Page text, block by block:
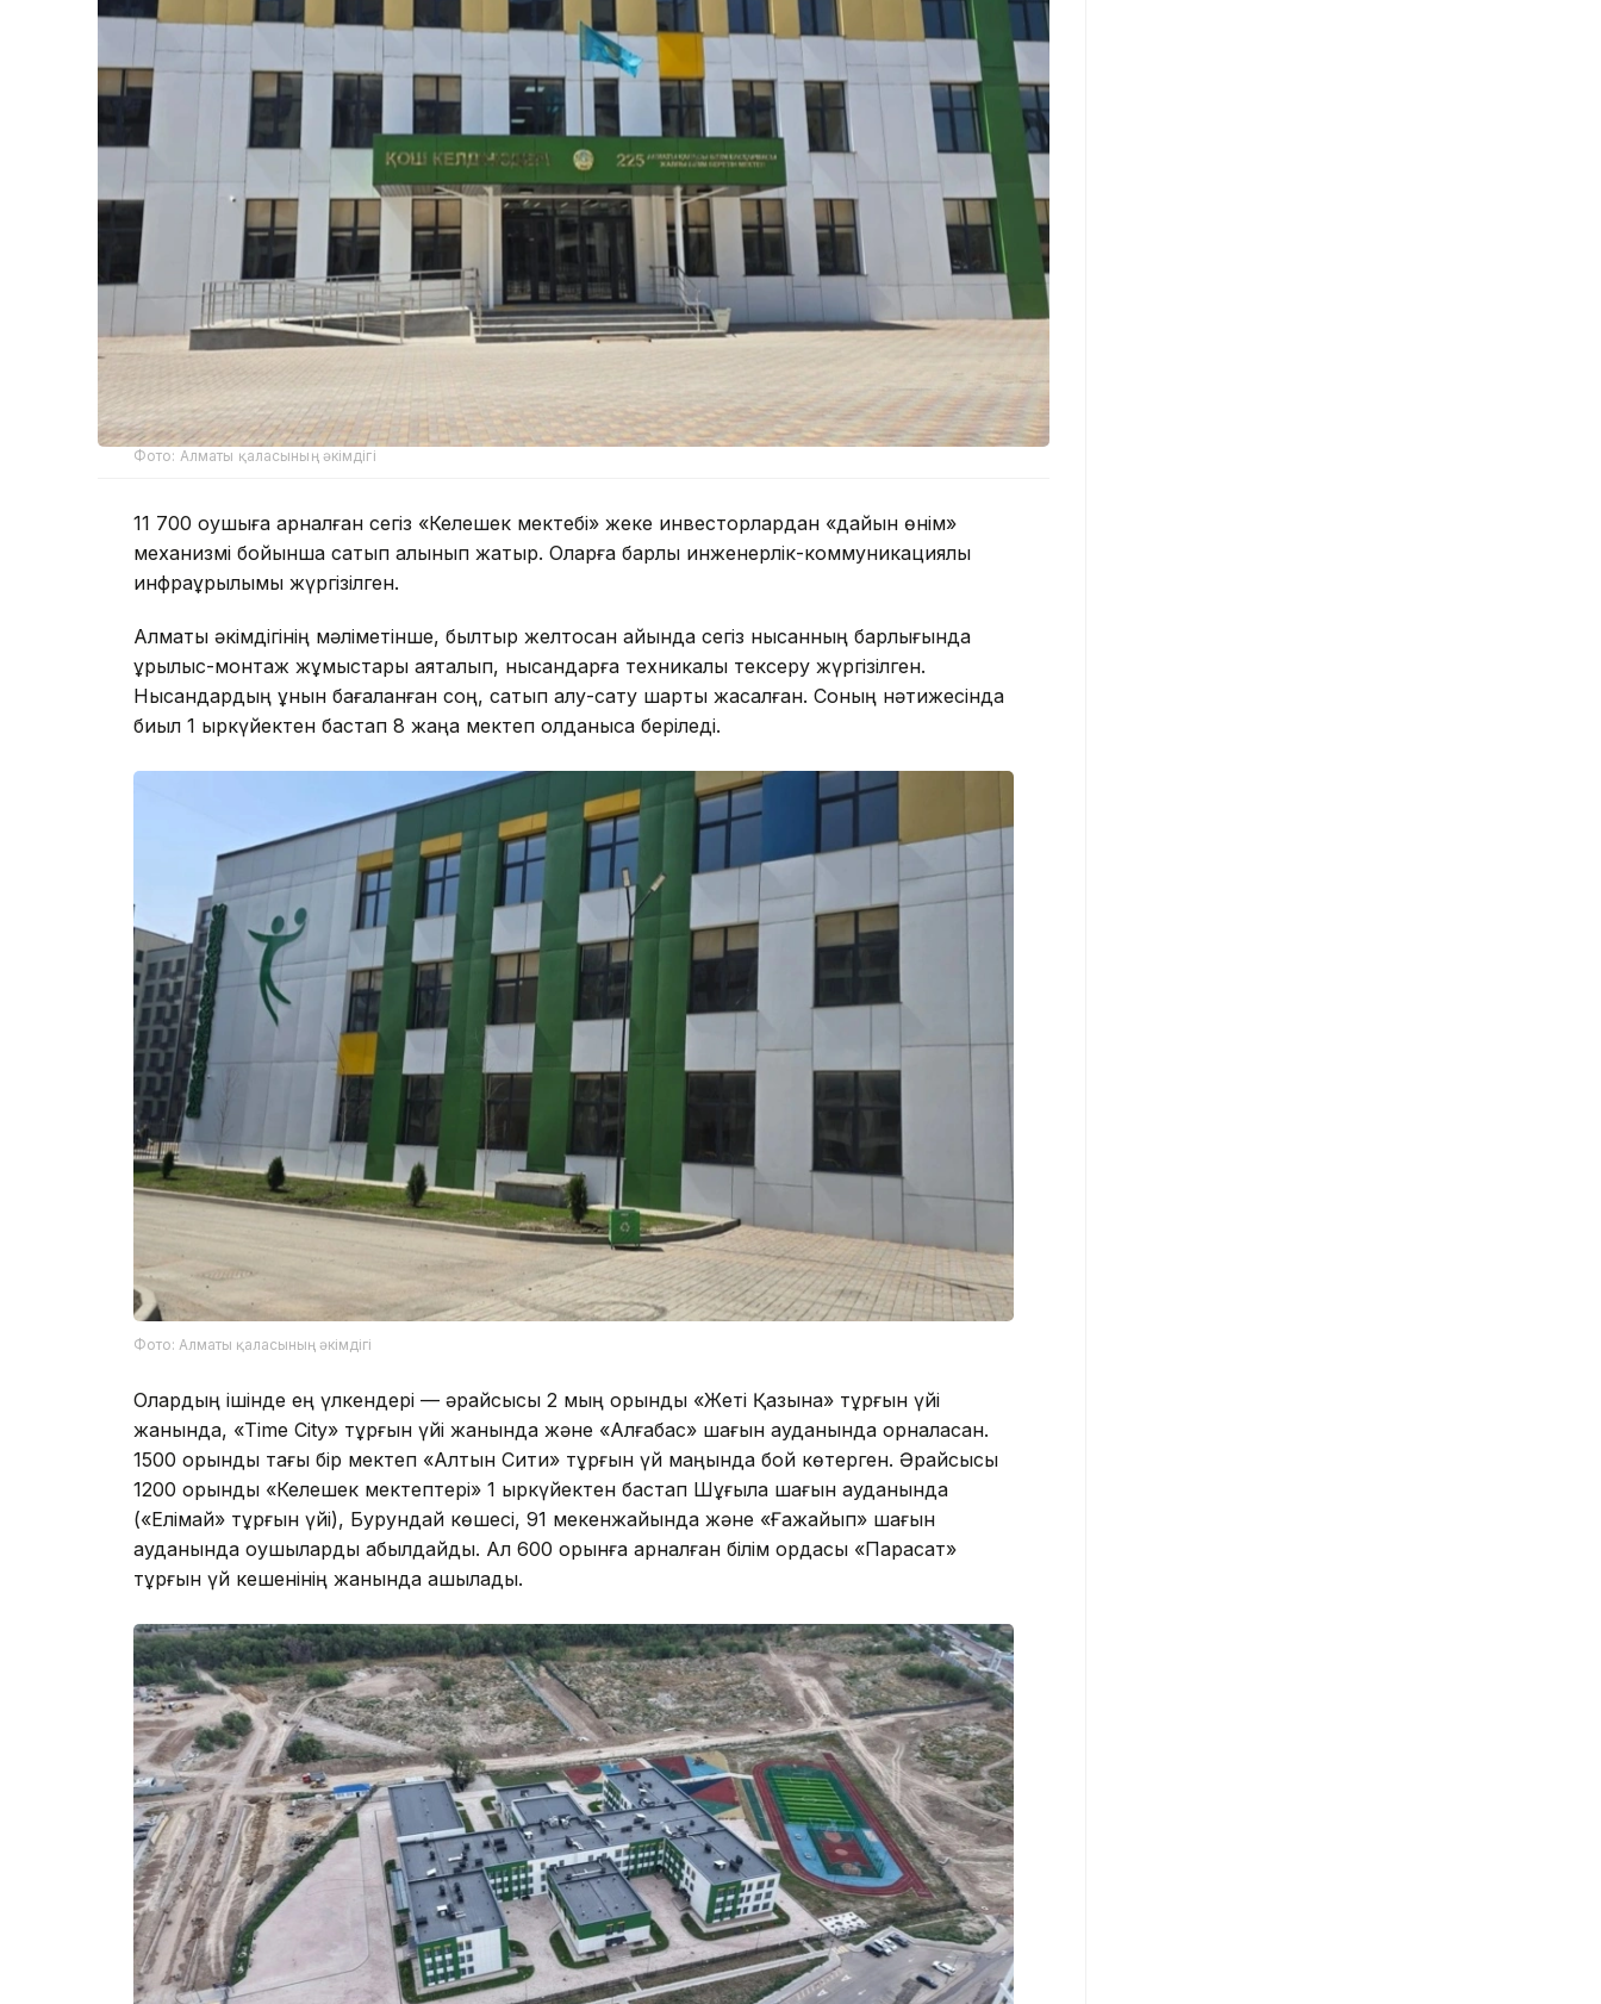
Фото: Алматы қаласының әкімдігі
11 700 оқушыға арналған сегіз «Келешек мектебі» жеке инвесторлардан «дайын өнім»
механизмі бойынша сатып алынып жатыр. Оларға барлық инженерлік-коммуникациялық
инфрақұрылымы жүргізілген.
Алматы әкімдігінің мәліметінше, былтыр желтоқсан айында сегіз нысанның барлығында
құрылыс-монтаж жұмыстары аяқталып, нысандарға техникалық тексеру жүргізілген.
Нысандардың құнын бағаланған соң, сатып алу-сату шарты жасалған. Соның нәтижесінда
биыл 1 қыркүйектен бастап 8 жаңа мектеп қолданысқа беріледі.
Фото: Алматы қаласының әкімдігі
Олардың ішінде ең үлкендері — әрқайсысы 2 мың орындық «Жеті Қазына» тұрғын үйі
жанында, «Time City» тұрғын үйі жанында және «Алғабас» шағын ауданында орналасқан.
1500 орындық тағы бір мектеп «Алтын Сити» тұрғын үй маңында бой көтерген. Әрқайсысы
1200 орындық «Келешек мектептері» 1 қыркүйектен бастап Шұғыла шағын ауданында
(«Елімай» тұрғын үйі), Бурундай көшесі, 91 мекенжайында және «Ғажайып» шағын
ауданында оқушыларды қабылдайды. Ал 600 орынға арналған білім ордасы «Парасат»
тұрғын үй кешенінің жанында ашылады.